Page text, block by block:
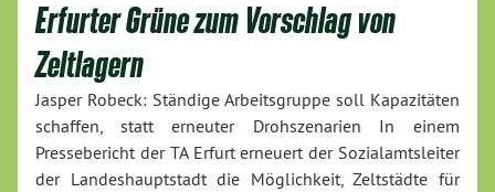
Erfurter Grüne zum Vorschlag von
Zeltlagern
Jasper Robeck: Ständige Arbeitsgruppe soll Kapazitäten
schaffen, statt erneuter Drohszenarien In einem
Pressebericht der TA Erfurt erneuert der Sozialamtsleiter
der Landeshauptstadt die Möglichkeit, Zeltstädte für